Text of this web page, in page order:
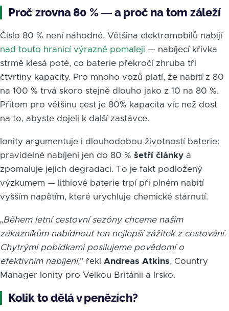
Proč zrovna 80 % — a proč na tom záleží
Číslo 80 % není náhodné. Většina elektromobilů nabíjí
nad touto hranicí výrazně pomaleji — nabíjecí křivka
strmě klesá poté, co baterie překročí zhruba tři
čtvrtiny kapacity. Pro mnoho vozů platí, že nabití z 80
na 100 % trvá skoro stejně dlouho jako z 10 na 80 %.
Přitom pro většinu cest je 80% kapacita víc než dost
na to, abyste dojeli k další zastávce.
Ionity argumentuje i dlouhodobou životností baterie:
pravidelné nabíjení jen do 80 % šetří články a
zpomaluje jejich degradaci. To je fakt podložený
výzkumem — lithiové baterie trpí při plném nabití
vyšším napětím, které urychluje chemické stárnutí.
„Během letní cestovní sezóny chceme našim
zákazníkům nabídnout ten nejlepší zážitek z cestování.
Chytrými pobídkami posilujeme povědomí o
efektivním nabíjení," řekl Andreas Atkins, Country
Manager Ionity pro Velkou Británii a Irsko.
Kolik to dělá v penězích?